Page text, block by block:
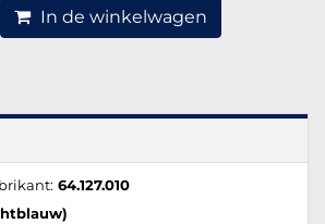
In de winkelwagen
64.127.010